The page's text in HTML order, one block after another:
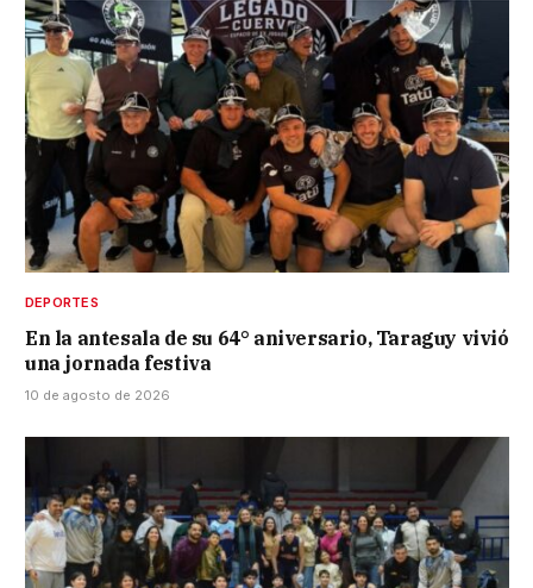
DEPORTES
En la antesala de su 64° aniversario, Taraguy vivió
una jornada festiva
10 de agosto de 2026